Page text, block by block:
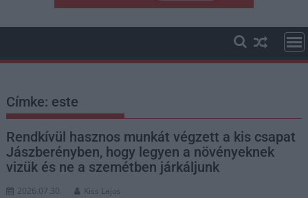
Címke: este
Rendkívül hasznos munkát végzett a kis csapat
Jászberényben, hogy legyen a növényeknek
vizük és ne a szemétben járkáljunk
2026.07.30. Kiss Lajos